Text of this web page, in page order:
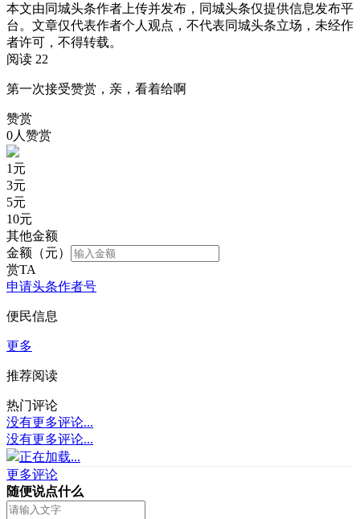
本文由同城头条作者上传并发布，同城头条仅提供信息发布平
台。文章仅代表作者个人观点，不代表同城头条立场，未经作
者许可，不得转载。
阅读 22
第一次接受赞赏，亲，看着给啊
赞赏
0人赞赏
1 元
3元
5元
10元
其他金额
金额（元）
赏TA
申请头条作者号
便民信息
更多
推荐阅读
热门评论
没有更多评论...
没有更多评论...
正在加载...
更多评论
随便说点什么